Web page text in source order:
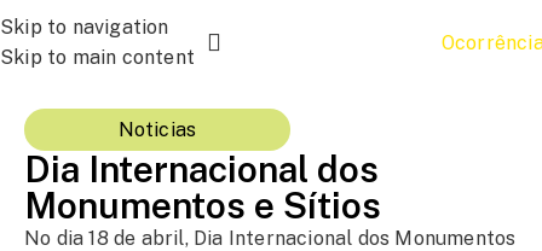
Skip to navigation
Skip to main content
Noticias
Dia Internacional dos
Monumentos e Sítios
No dia 18 de abril, Dia Internacional dos Monumentos